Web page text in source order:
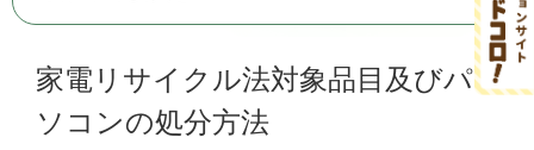
文
家電リサイクル法対象品目及びパ
ソコンの処分方法